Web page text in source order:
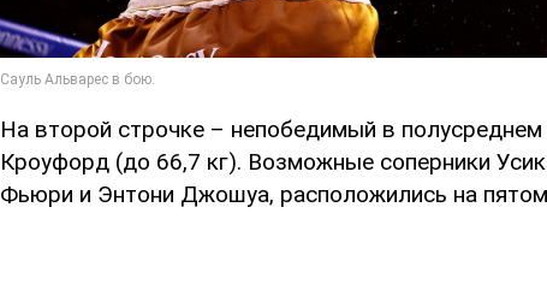
На второй строчке – непобедимый в
Кроуфорд (до 66,7 кг). Возможные соперники
Фьюри и Энтони Джошуа, расположились на